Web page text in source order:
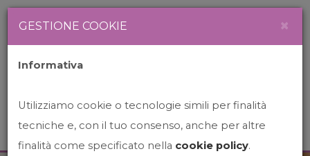
GESTIONE COOKIE ×
Informativa
Utilizziamo cookie o tecnologie simili per finalità
tecniche e, con il tuo consenso, anche per altre
finalità come specificato nella cookie policy.